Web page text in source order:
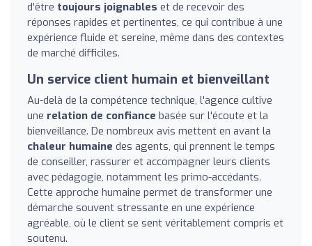
d'être toujours joignables et de recevoir des
réponses rapides et pertinentes, ce qui contribue à une
expérience fluide et sereine, même dans des contextes
de marché difficiles.
Un service client humain et bienveillant
Au-delà de la compétence technique, l'agence cultive
une relation de confiance basée sur l'écoute et la
bienveillance. De nombreux avis mettent en avant la
chaleur humaine des agents, qui prennent le temps
de conseiller, rassurer et accompagner leurs clients
avec pédagogie, notamment les primo-accédants.
Cette approche humaine permet de transformer une
démarche souvent stressante en une expérience
agréable, où le client se sent véritablement compris et
soutenu.